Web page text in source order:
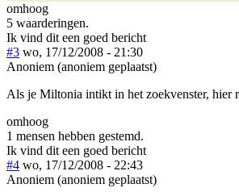
omhoog
5 waarderingen.
Ik vind dit een goed bericht
#3 wo, 17/12/2008 - 21:30
Anoniem (anoniem geplaatst)
Als je Miltonia intikt in het zoekvenster, hier
omhoog
1 mensen hebben gestemd.
Ik vind dit een goed bericht
#4 wo, 17/12/2008 - 22:43
Anoniem (anoniem geplaatst)